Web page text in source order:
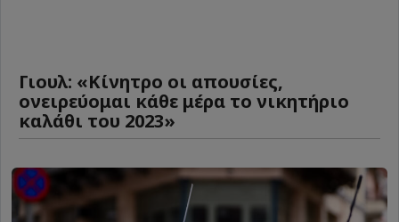
Γιουλ: «Κίνητρο οι απουσίες,
ονειρεύομαι κάθε μέρα το νικητήριο
καλάθι του 2023»